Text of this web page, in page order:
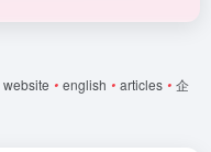
website • english • articles • 企